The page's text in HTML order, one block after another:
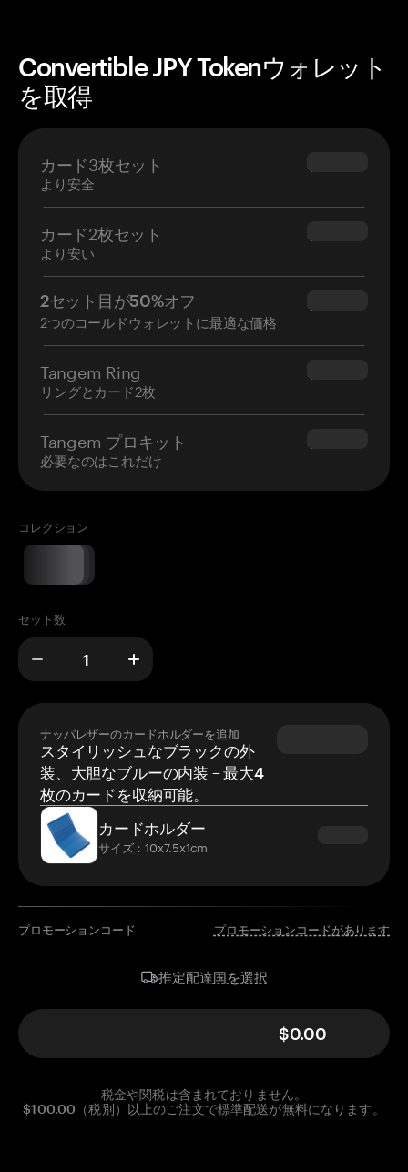
Convertible JPY Tokenウォレット
を取得
カード3枚セット
より安全
$69.90
カード2枚セット
より安い
$54.90
2セット目が50%オフ
2つのコールドウォレットに最適な価格
$34.95
Tangem Ring
リングとカード2枚
$160.00
Tangem プロキット
必要なのはこれだけ
$180.00
コレクション
セット数
ナッパレザーのカードホルダーを追加
スタイリッシュなブラックの外
装、大胆なブルーの内装 – 最大4
枚のカードを収納可能。
カードホルダー
サイズ：10x7.5x1cm
プロモーションコード プロモーションコードがあります
推定配達国を選択
$0.00
税金や関税は含まれておりません。
$100.00（税別）以上のご注文で標準配送が無料になります。